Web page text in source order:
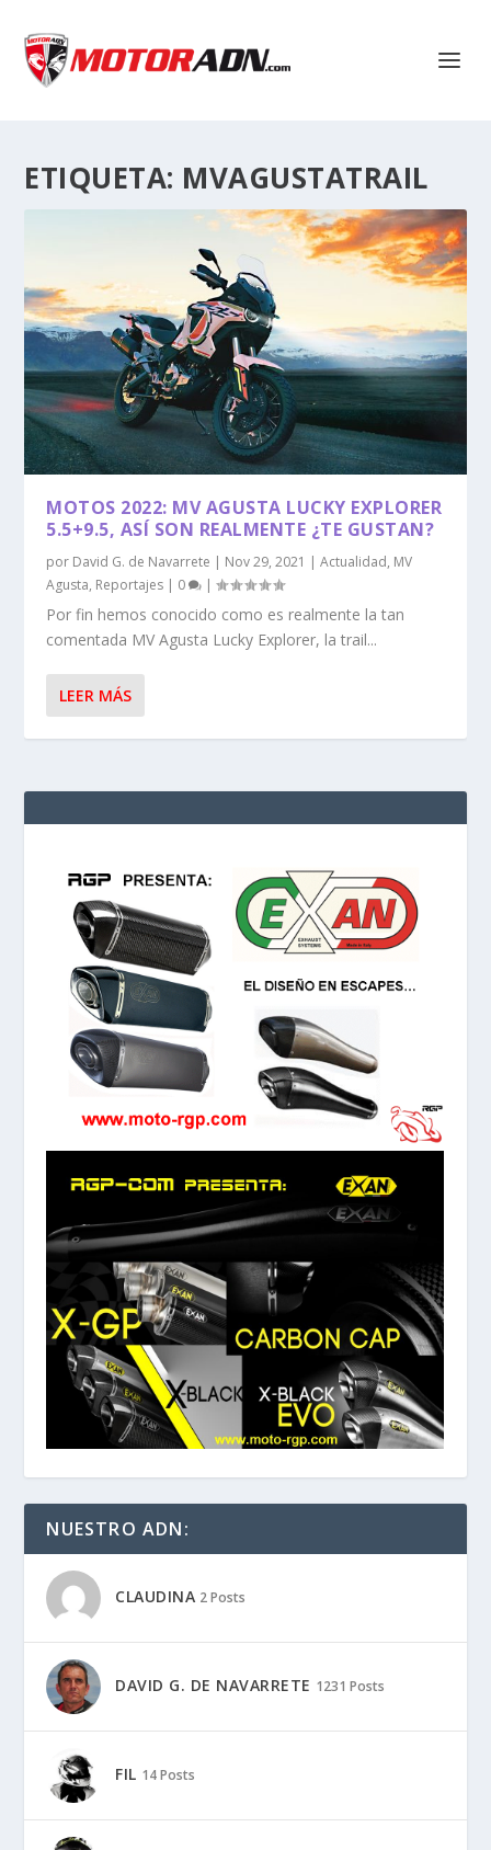
ETIQUETA: MVAGUSTATRAIL
MOTOS 2022: MV AGUSTA LUCKY EXPLORER
5.5+9.5, ASÍ SON REALMENTE ¿TE GUSTAN?
por David G. de Navarrete | Nov 29, 2021 |Actualidad, MV
Agusta, Reportajes | 0 |
Por fin hemos conocido como es realmente la tan
comentada MV Agusta Lucky Explorer, la trail...
LEER MÁS
NUESTRO ADN:
CLAUDINA 2 Posts
DAVID G. DE NAVARRETE 1231 Posts
FIL 14 Posts